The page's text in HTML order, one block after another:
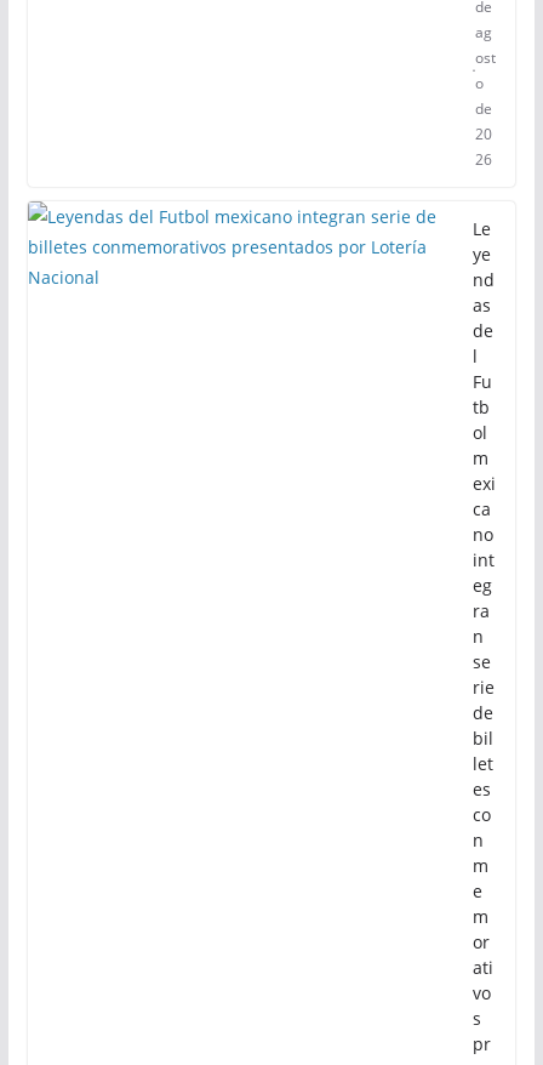
de
ag
ost
o
de
20
26
Le
ye
nd
as
de
l
Fu
tb
ol
m
exi
ca
no
int
eg
ra
n
se
rie
de
bil
let
es
co
n
m
e
m
or
ati
vo
s
pr